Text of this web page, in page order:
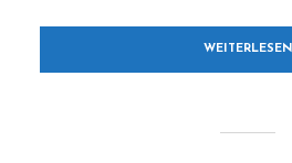
WEITERLESEN